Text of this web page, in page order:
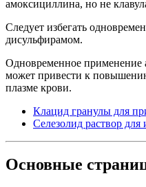
амоксициллина, но не
Следует избегать
дисульфирамом.
Одновременное применение
может привести к
плазме крови.
Клацид гранулы для
Селезолид раствор
Основные